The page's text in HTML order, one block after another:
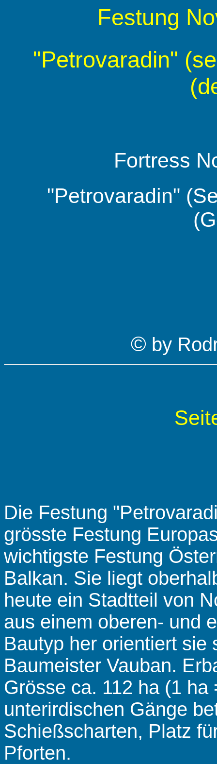
Festung
"Petrovaradin"
Fortress
"Petrovaradin"
© by
Die Festung
grösste Festung
wichtigste Festung
Balkan. Sie liegt
heute ein Stadtteil von
aus einem oberen- und
Bautyp her orientiert sie
Baumeister Vauban.
Grösse ca. 112 ha (1
unterirdischen Gänge
Schießscharten, Platz
Pforten.